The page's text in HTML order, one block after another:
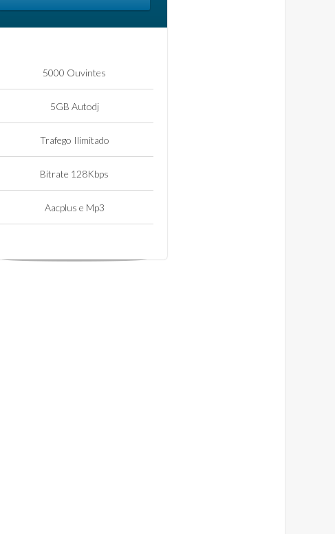
5000 Ouvintes
5GB Autodj
Trafego Ilimitado
Bitrate 128Kbps
Aacplus e Mp3